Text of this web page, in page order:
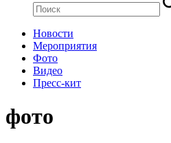
Новости
Мероприятия
Фото
Видео
Пресс-кит
фото